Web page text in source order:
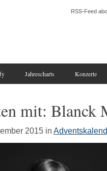
RSS-Feed
Jahrescharts Konzerte
mit: Blanck
2015 in